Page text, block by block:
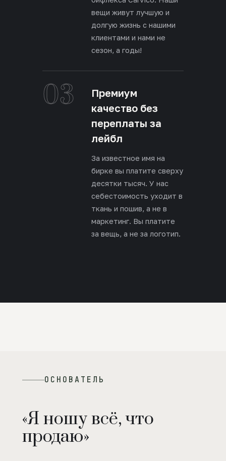
вещи живут лучшую и
долгую жизнь с нашими
клиентами и нами не
сезон, а годы!
03
Премиум
качество без
переплаты за
лейбл
За известное имя на
бирке вы платите сверху
десятки тысяч. У нас
себестоимость уходит в
ткань и пошив, а не в
маркетинг. Вы платите
за вещь, а не за логотип.
ОСНОВАТЕЛЬ
«Я ношу всё, что
продаю»